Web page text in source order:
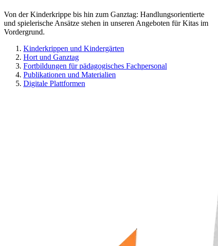
Von der Kinderkrippe bis hin zum Ganztag: Handlungsorientierte
und spielerische Ansätze stehen in unseren Angeboten für Kitas im
Vordergrund.
Kinderkrippen und Kindergärten
Hort und Ganztag
Fortbildungen für pädagogisches Fachpersonal
Publikationen und Materialien
Digitale Plattformen